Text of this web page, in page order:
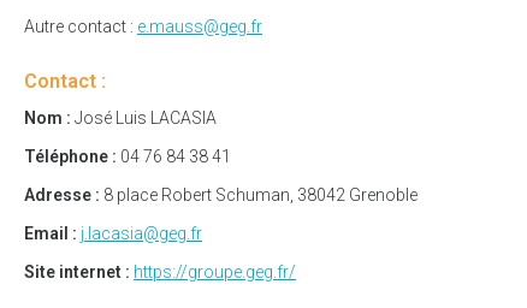
Autre contact : e.mauss@geg.fr
Contact :
Nom : José Luis LACASIA
Téléphone : 04 76 84 38 41
Adresse : 8 place Robert Schuman, 38042 Grenoble
Email : j.lacasia@geg.fr
Site internet : https://groupe.geg.fr/